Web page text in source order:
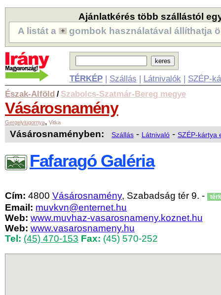
Ajánlatkérés több szállástól
A listát a
gombok használatával állíthatja
TÉRKÉP| Szállás | Látnivalók | SZÉP-
Észak-Alföld / Szabolcs-Szatmár-Bereg megye
Vásárosnamény
Gergelyiugornya, Vitka
Vásárosnaményben: Szállás - Látnivaló - SZÉP-kártya
Fafaragó Galéria
Cím: 4800 Vásárosnamény, Szabadság tér 9. -
Email: muvkvn@enternet.hu
Web: www.muvhaz-vasarosnameny.koznet.hu
Web: www.vasarosnameny.hu
Tel: (45) 470-153 Fax: (45) 570-252